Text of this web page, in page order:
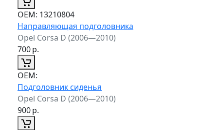
ОЕМ: 13210804
Направляющая подголовника
Opel Corsa D (2006—2010)
700р.
ОЕМ:
Подголовник сиденья
Opel Corsa D (2006—2010)
900р.